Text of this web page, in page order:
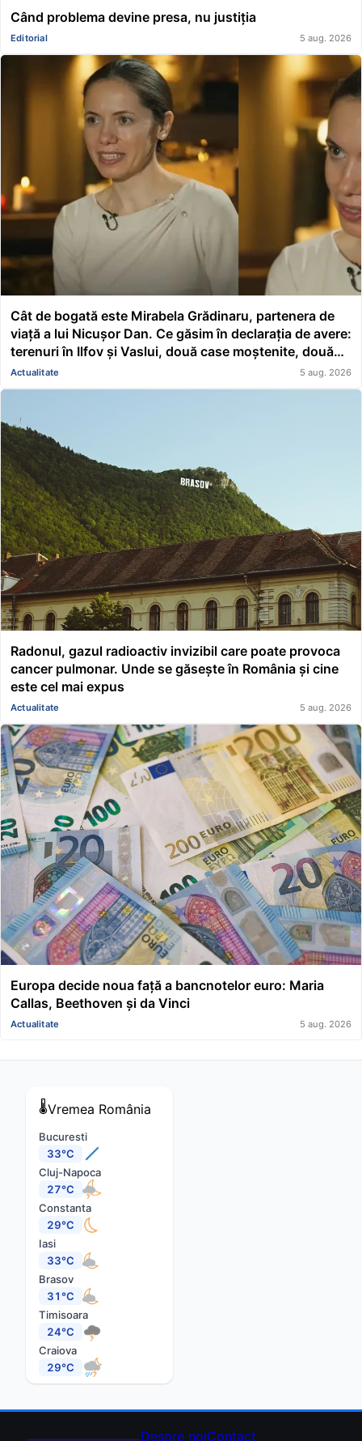
Când problema devine presa, nu justiția
Editorial 5 aug. 2026
Cât de bogată este Mirabela Grădinaru, partenera de
viață a lui Nicușor Dan. Ce găsim în declarația de avere:
terenuri în Ilfov și Vaslui, două case moștenite, două
mașini, acțiuni Renault și un împrumut de peste
116.000 de lei acordat unei asociații
Actualitate 5 aug. 2026
Radonul, gazul radioactiv invizibil care poate provoca
cancer pulmonar. Unde se găsește în România și cine
este cel mai expus
Actualitate 5 aug. 2026
Europa decide noua față a bancnotelor euro: Maria
Callas, Beethoven și da Vinci
Actualitate 5 aug. 2026
🌡️Vremea România
Bucuresti
33°C
Cluj-Napoca
27°C
Constanta
29°C
Iasi
33°C
Brasov
31°C
Timisoara
24°C
Craiova
29°C
Despre noiContact